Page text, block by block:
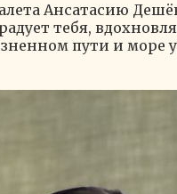
Ансатасию
тебя,
пути и море